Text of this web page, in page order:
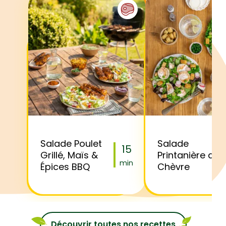
Salade Poulet
Grillé, Maïs &
Épices BBQ
15
min
Salade
Printanière au
Chèvre